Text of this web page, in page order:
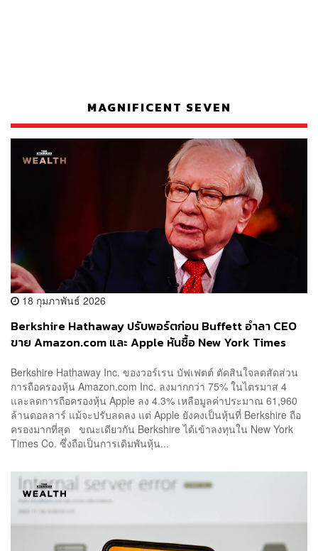
MAGNIFICENT SEVEN
18 กุมภาพันธ์ 2026
Berkshire Hathaway ปรับพอร์ตก่อน Buffett อำลา CEO
ขาย Amazon.com และ Apple หันซื้อ New York Times
Berkshire Hathaway Inc. ของวอร์เรน บัฟเฟตต์ ตัดสินใจลดสัดส่วน
การถือครองหุ้น Amazon.com Inc. ลงมากกว่า 75% ในไตรมาส 4
และลดการถือครองหุ้น Apple ลง 4.3% เหลือมูลค่าประมาณ 61,960
ล้านดอลลาร์ แม้จะปรับลดลง แต่ Apple ยังคงเป็นหุ้นที่ Berkshire ถือ
ครองมากที่สุด ขณะเดียวกัน Berkshire ได้เข้าลงทุนใน New York
Times Co. ซึ่งถือเป็นการเดิมพันหุ้น...